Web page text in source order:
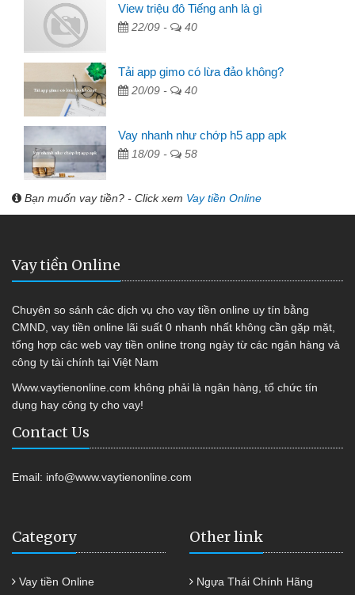
View triệu đô Tiếng anh là gì
22/09 - 40
Tải app gimo có lừa đảo không?
20/09 - 40
Vay nhanh như chớp h5 app apk
18/09 - 58
Bạn muốn vay tiền? - Click xem Vay tiền Online
Vay tiền Online
Chuyên so sánh các dịch vụ cho vay tiền online uy tín bằng
CMND, vay tiền online lãi suất 0 nhanh nhất không cần gặp mặt,
tổng hợp các web vay tiền online trong ngày từ các ngân hàng và
công ty tài chính tại Việt Nam
Www.vaytienonline.com không phải là ngân hàng, tổ chức tín
dụng hay công ty cho vay!
Contact Us
Email: info@www.vaytienonline.com
Category
Vay tiền Online
Other link
Ngựa Thái Chính Hãng